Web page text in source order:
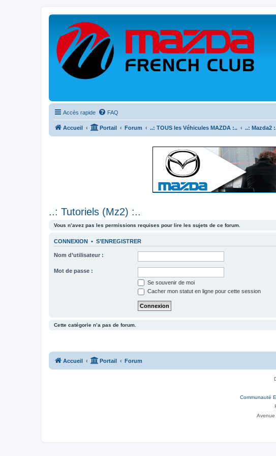
Accès rapide FAQ
Accueil Portail Forum ..: TOUS les Véhicules MAZDA :.. ..: Mazda2
..: Tutoriels (Mz2) :..
Vous n’avez pas les permissions requises pour lire les sujets de ce forum.
CONNEXION • S’ENREGISTRER
Nom d’utilisateur :
Mot de passe :
Se souvenir de moi
Cacher mon statut en ligne pour cette session
Cette catégorie n’a pas de forum.
Accueil Portail Forum
Communauté
Avenue